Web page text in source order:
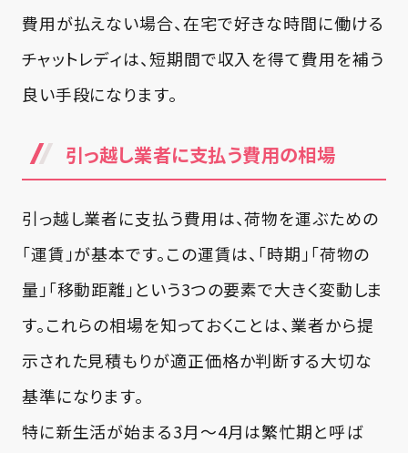
費用が払えない場合、在宅で好きな時間に働ける
チャットレディは、短期間で収入を得て費用を補う
良い手段になります。
引っ越し業者に支払う費用の相場
引っ越し業者に支払う費用は、荷物を運ぶための
「運賃」が基本です。この運賃は、「時期」「荷物の
量」「移動距離」という3つの要素で大きく変動しま
す。これらの相場を知っておくことは、業者から提
示された見積もりが適正価格か判断する大切な
基準になります。
特に新生活が始まる3月～4月は繁忙期と呼ば